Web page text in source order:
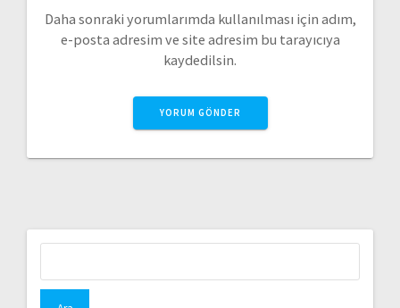
Daha sonraki yorumlarımda kullanılması için adım,
e-posta adresim ve site adresim bu tarayıcıya
kaydedilsin.